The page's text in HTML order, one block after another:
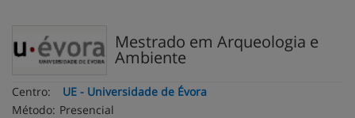
Mestrado em Arqueologia e
Ambiente
Centro:
UE - Universidade de Évora
Método: Presencial